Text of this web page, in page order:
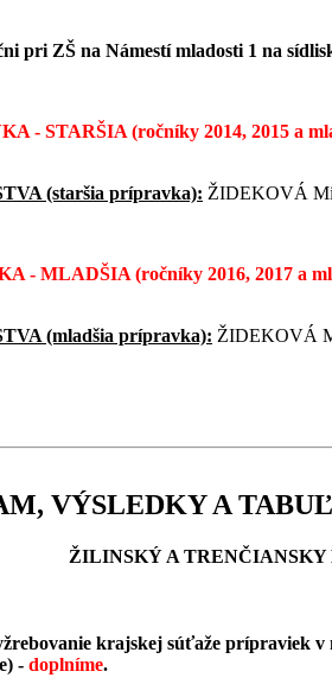
pri ZŠ na Námestí mladosti 1 na
- STARŠIA (ročníky 2014, 2015 a
(staršia prípravka): ŽIDEKOVÁ
- MLADŠIA (ročníky 2016, 2017 a
(mladšia prípravka): ŽIDEKOVÁ
VÝSLEDKY A
ŽILINSKÝ A TRENČIANSKY
krajskej súťaže prípraviek v
- doplníme.